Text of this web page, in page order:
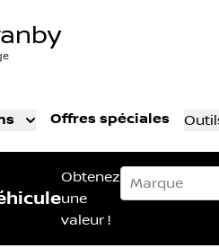
Offres spéciales
Obtenez
une
valeur !
Marque